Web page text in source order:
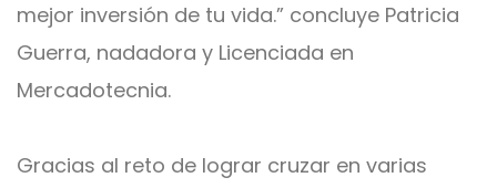
mejor inversión de tu vida.” concluye Patricia
Guerra, nadadora y Licenciada en
Mercadotecnia.
Gracias al reto de lograr cruzar en varias